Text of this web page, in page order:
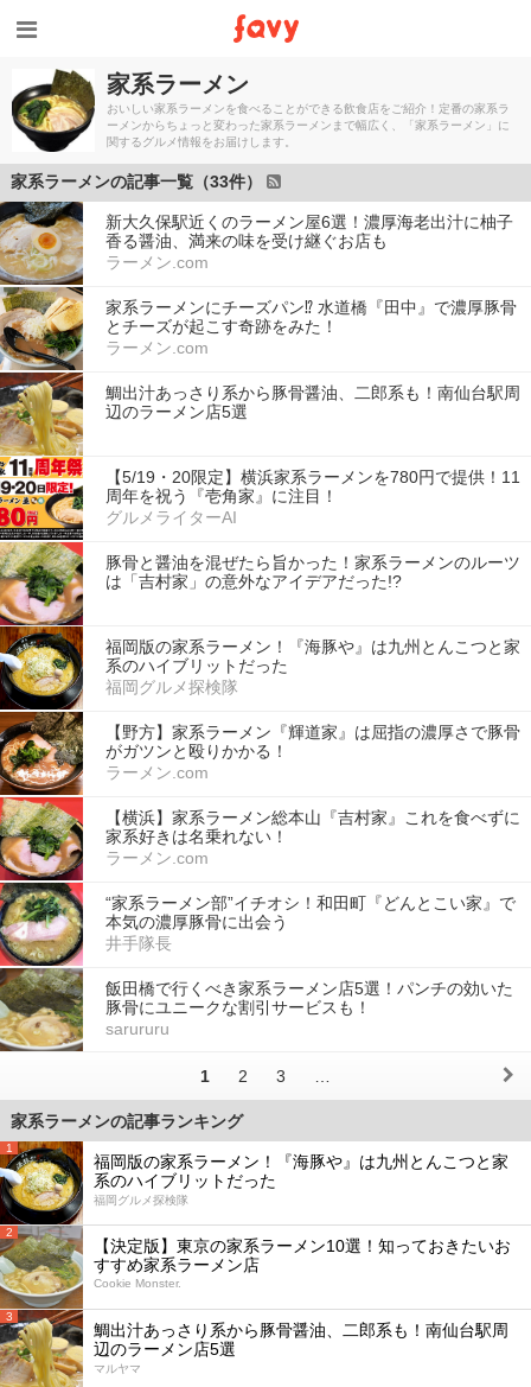
家系ラーメン
おいしい家系ラーメンを食べることができる飲食店をご紹介！定番の家系ラ
ーメンからちょっと変わった家系ラーメンまで幅広く、「家系ラーメン」に
関するグルメ情報をお届けします。
家系ラーメンの記事一覧（33件）
新大久保駅近くのラーメン屋6選！濃厚海老出汁に柚子
香る醤油、満来の味を受け継ぐお店も
ラーメン.com
家系ラーメンにチーズパン⁉︎ 水道橋『田中』で濃厚豚骨
とチーズが起こす奇跡をみた！
ラーメン.com
鯛出汁あっさり系から豚骨醤油、二郎系も！南仙台駅周
辺のラーメン店5選
【5/19・20限定】横浜家系ラーメンを780円で提供！11
周年を祝う『壱角家』に注目！
グルメライターAI
豚骨と醤油を混ぜたら旨かった！家系ラーメンのルーツ
は「吉村家」の意外なアイデアだった!?
福岡版の家系ラーメン！『海豚や』は九州とんこつと家
系のハイブリットだった
福岡グルメ探検隊
【野方】家系ラーメン『輝道家』は屈指の濃厚さで豚骨
がガツンと殴りかかる！
ラーメン.com
【横浜】家系ラーメン総本山『吉村家』これを食べずに
家系好きは名乗れない！
ラーメン.com
“家系ラーメン部”イチオシ！和田町『どんとこい家』で
本気の濃厚豚骨に出会う
井手隊長
飯田橋で行くべき家系ラーメン店5選！パンチの効いた
豚骨にユニークな割引サービスも！
sarururu
1 2 3
家系ラーメンの記事ランキング
1
福岡版の家系ラーメン！『海豚や』は九州とんこつと家
系のハイブリットだった
福岡グルメ探検隊
2
【決定版】東京の家系ラーメン10選！知っておきたいお
すすめ家系ラーメン店
Cookie Monster.
3
鯛出汁あっさり系から豚骨醤油、二郎系も！南仙台駅周
辺のラーメン店5選
マルヤマ